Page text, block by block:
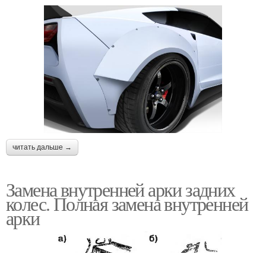
читать дальше →
Замена внутренней арки задних
колес. Полная замена внутренней
арки